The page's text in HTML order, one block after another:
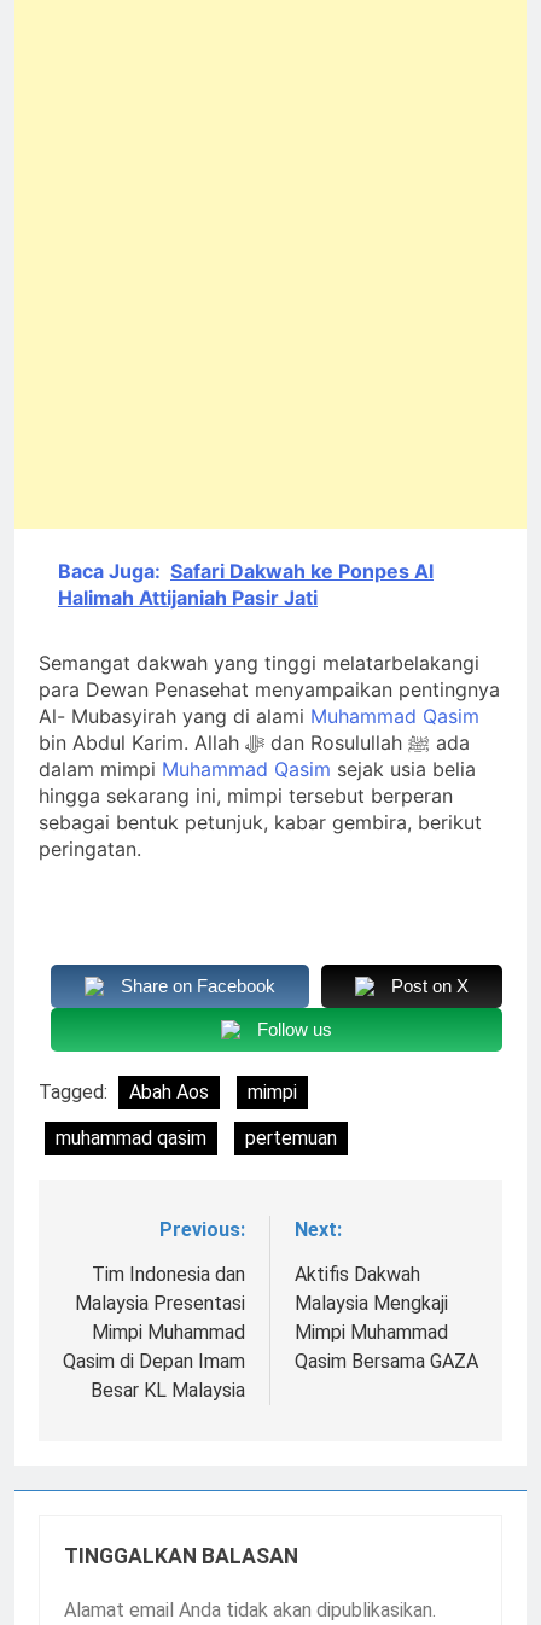
Baca Juga: Safari Dakwah ke Ponpes Al
Halimah Attijaniah Pasir Jati
Semangat dakwah yang tinggi melatarbelakangi
para Dewan Penasehat menyampaikan pentingnya
Al- Mubasyirah yang di alami Muhammad Qasim
bin Abdul Karim. Allah ﷻ dan Rosulullah ﷺ ada
dalam mimpi Muhammad Qasim sejak usia belia
hingga sekarang ini, mimpi tersebut berperan
sebagai bentuk petunjuk, kabar gembira, berikut
peringatan.
Share on Facebook Post on X
Follow us
Tagged: Abah Aos
mimpi
muhammad qasim
pertemuan
Navigasi
pos
Previous:
Tim Indonesia dan
Malaysia Presentasi
Mimpi Muhammad
Qasim di Depan Imam
Besar KL Malaysia
Next:
Aktifis Dakwah
Malaysia Mengkaji
Mimpi Muhammad
Qasim Bersama GAZA
TINGGALKAN BALASAN
Alamat email Anda tidak akan dipublikasikan.